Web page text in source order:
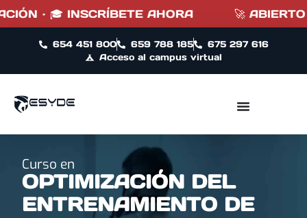
· 🎓 INSCRÍBETE AHORA 🚀 ABIERTO
654 451 800 659 788 185
675 297 616
Acceso al campus virtual
Curso en
OPTIMIZACIÓN DEL
ENTRENAMIENTO DE